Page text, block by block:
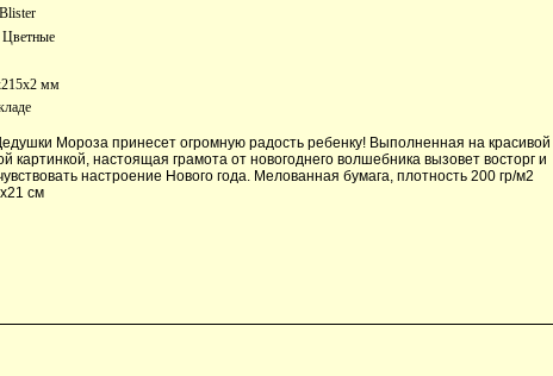
мм
Мороза принесет огромную радость ребенку! Выполненная на красивой
картинкой, настоящая грамота от новогоднего волшебника вызовет восторг и
настроение Нового года. Мелованная бумага, плотность 200 гр/м2
см